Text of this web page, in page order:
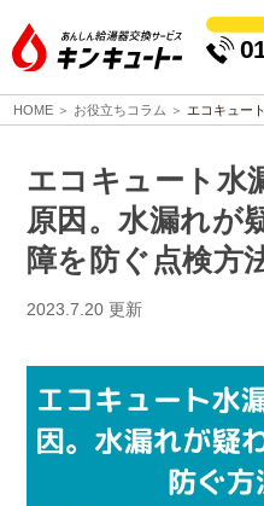
HOME お役立ちコラム エコキュー
エコキュート水
原因。水漏れが
障を防ぐ点検方
2023.7.20 更新